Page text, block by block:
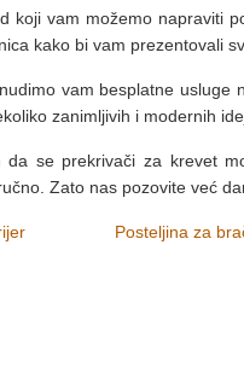
koji vam možemo napraviti
kako bi vam prezentovali
vam besplatne usluge
zanimljivih i modernih
se prekrivači za krevet
Zato nas pozovite već
Posteljina za